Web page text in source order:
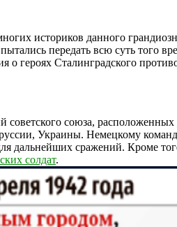
историков данного
передать всю суть того
героях Сталинградского
советского союза,
Украины. Немецкому
дальнейших сражений. Кроме
солдат.